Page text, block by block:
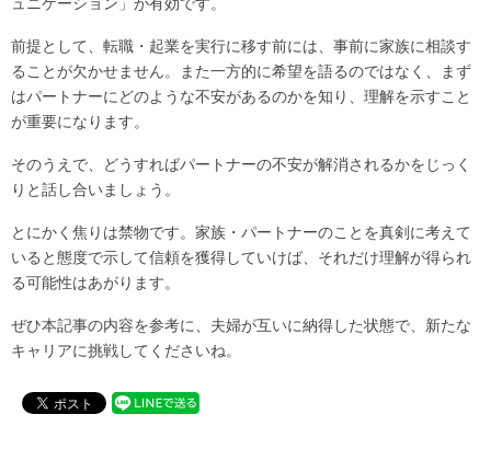
前提として、転職・起業を実行に移す前には、事前に家族に相談す
ることが欠かせません。また一方的に希望を語るのではなく、まず
はパートナーにどのような不安があるのかを知り、理解を示すこと
が重要になります。
そのうえで、どうすればパートナーの不安が解消されるかをじっく
りと話し合いましょう。
とにかく焦りは禁物です。家族・パートナーのことを真剣に考えて
いると態度で示して信頼を獲得していけば、それだけ理解が得られ
る可能性はあがります。
ぜひ本記事の内容を参考に、夫婦が互いに納得した状態で、新たな
キャリアに挑戦してくださいね。